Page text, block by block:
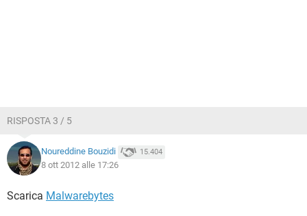
RISPOSTA 3 / 5
Noureddine Bouzidi 15.404
8 ott 2012 alle 17:26
Scarica Malwarebytes